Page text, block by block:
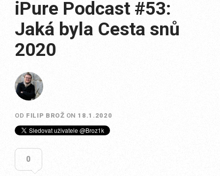
iPure Podcast #53:
Jaká byla Cesta snů
2020
OD FILIP BROŽ ON 18.1.2020
0